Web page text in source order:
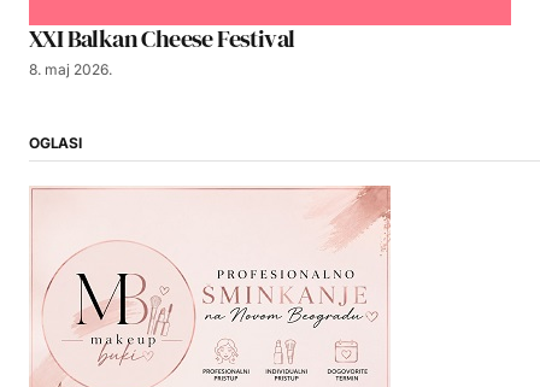
XXI Balkan Cheese Festival
8. maj 2026.
OGLASI